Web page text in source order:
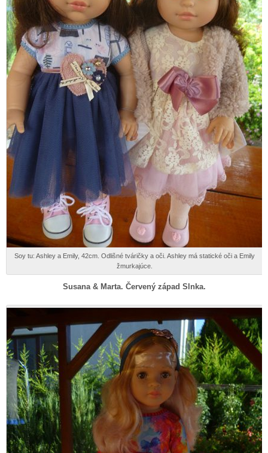
Soy tu: Ashley a Emily, 42cm. Odlišné tváričky a oči. Ashley má statické oči a Emily
žmurkajúce.
Susana & Marta. Červený západ Slnka.